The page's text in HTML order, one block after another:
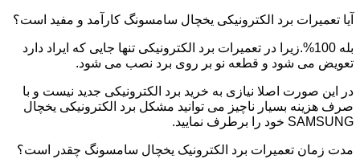
آیا تعمیرات برد الکترونیکی یخچال سامسونگ کارآمد و مفید است؟
بله 100%.زیرا در تعمیرات برد الکترونیکی تنها جایی که ایراد دارد
تعویض می شود و قطعه نو بر روی برد نصب می شود.
در این صورت اصلا نیازی به خرید برد الکترونیکی جدید نیست و با
صرف هزینه بسیار ناچیز می توانید مشکل برد الکترونیکی یخچال
SAMSUNG خود را برطرف نمایید.
مدت زمان تعمیرات برد الکترونیک یخچال سامسونگ چقدر است؟